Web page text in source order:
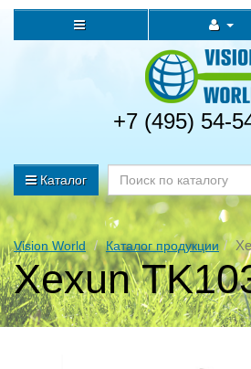
+7 (495) 54-
Каталог
Vision World Каталог продукции
Xexun